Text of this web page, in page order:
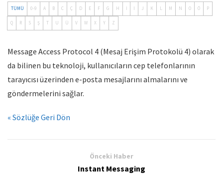
TÜMÜ 0-9 A B C Ç D E F G H I J K L M N O Ö P
Q R S Ş T U Ü V W X Y Z
Message Access Protocol 4 (Mesaj Erişim Protokolü 4) olarak
da bilinen bu teknoloji, kullanıcıların cep telefonlarının
tarayıcısı üzerinden e-posta mesajlarını almalarını ve
göndermelerini sağlar.
« Sözlüğe Geri Dön
Önceki Haber
Instant Messaging